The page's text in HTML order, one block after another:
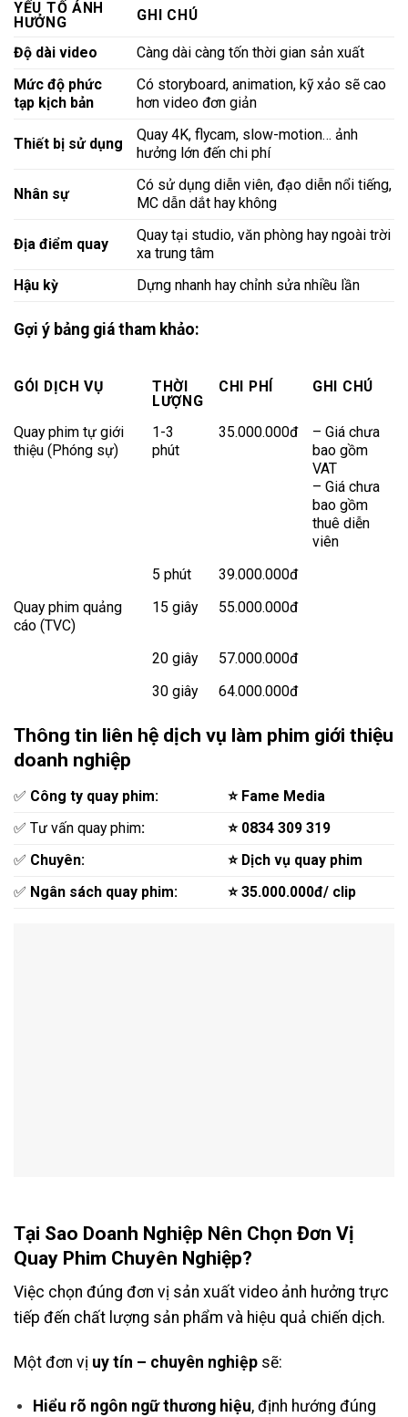
YẾU TỐ ẢNH
HƯỞNG
GHI CHÚ
Độ dài video
Càng dài càng tốn thời gian sản xuất
Mức độ phức
tạp kịch bản
Có storyboard, animation, kỹ xảo sẽ cao
hơn video đơn giản
Thiết bị sử dụng
Quay 4K, flycam, slow-motion… ảnh
hưởng lớn đến chi phí
Nhân sự
Có sử dụng diễn viên, đạo diễn nổi tiếng,
MC dẫn dắt hay không
Địa điểm quay
Quay tại studio, văn phòng hay ngoài trời
xa trung tâm
Hậu kỳ
Dựng nhanh hay chỉnh sửa nhiều lần
Gợi ý bảng giá tham khảo:
GÓI DỊCH VỤ
THỜI
LƯỢNG
CHI PHÍ GHI CHÚ
Quay phim tự giới
thiệu (Phóng sự)
1-3
phút
35.000.000đ
– Giá chưa
bao gồm
VAT
– Giá chưa
bao gồm
thuê diễn
viên
5 phút
39.000.000đ
Quay phim quảng
cáo (TVC)
15 giây 55.000.000đ
20 giây
57.000.000đ
30 giây
64.000.000đ
Thông tin liên hệ dịch vụ làm phim giới thiệu
doanh nghiệp
‎✅ Công ty quay phim:
⭐ Fame Media
✅ Tư vấn quay phim:
⭐ 0834 309 319
✅ Chuyên:
⭐ Dịch vụ quay phim
✅ Ngân sách quay phim: ⭐ 35.000.000đ/ clip
Tại Sao Doanh Nghiệp Nên Chọn Đơn Vị
Quay Phim Chuyên Nghiệp?
Việc chọn đúng đơn vị sản xuất video ảnh hưởng trực
tiếp đến chất lượng sản phẩm và hiệu quả chiến dịch.
Một đơn vị uy tín – chuyên nghiệp sẽ:
Hiểu rõ ngôn ngữ thương hiệu, định hướng đúng